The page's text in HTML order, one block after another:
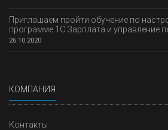
Приглашаем пройти обучение по
программе 1С:Зарплата и управление
26.10.2020
КОМПАНИЯ
Контакты